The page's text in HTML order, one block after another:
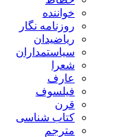
خواننده
روزنامه نگار
ریاضیدان
سیاستمداران
شعرا
عارف
فیلسوف
قرن
کتاب شناسی
مترجم